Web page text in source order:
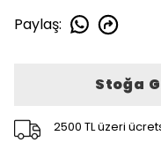
Paylaş:
Stoğa
2500 TL üzeri